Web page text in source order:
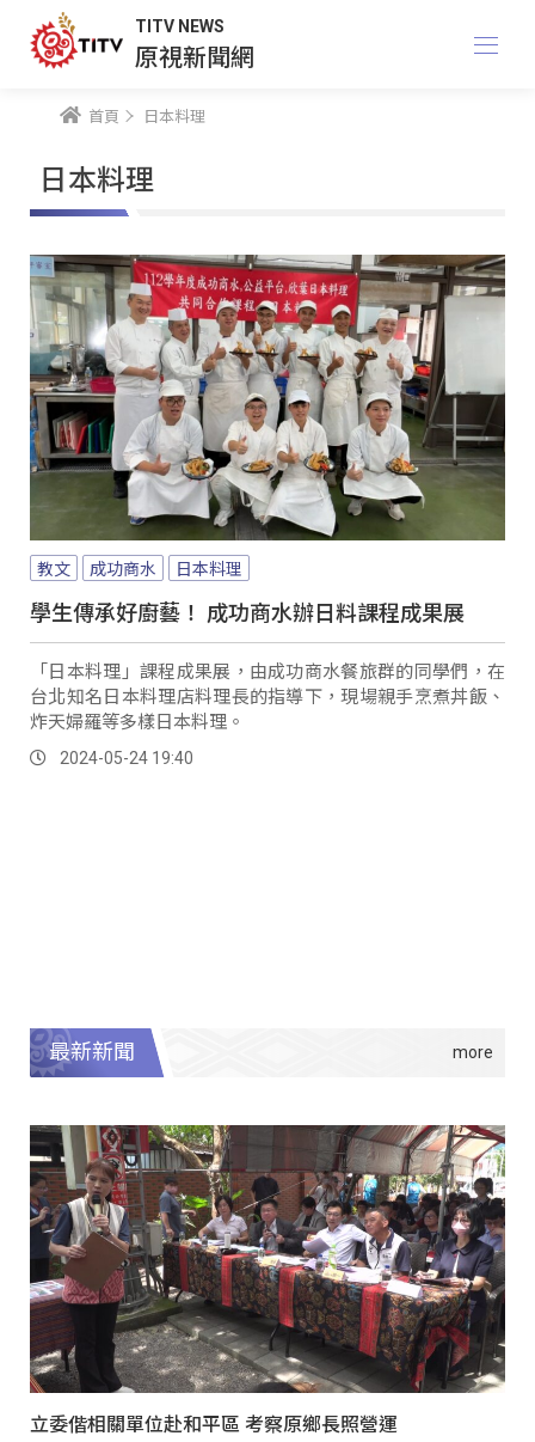
TITV NEWS
原視新聞網
首頁 日本料理
日本料理
教文 成功商水 日本料理
學生傳承好廚藝！ 成功商水辦日料課程成果展
「日本料理」課程成果展，由成功商水餐旅群的同學們，在
台北知名日本料理店料理長的指導下，現場親手烹煮丼飯、
炸天婦羅等多樣日本料理。
2024-05-24 19:40
最新新聞
立委偕相關單位赴和平區 考察原鄉長照營運